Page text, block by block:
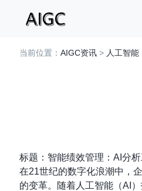
当前位置： AIGC资讯 > 人工智能
标题：智能绩效管理：AI分
在21世纪的数字化浪潮中，
的变革。随着人工智能（AI